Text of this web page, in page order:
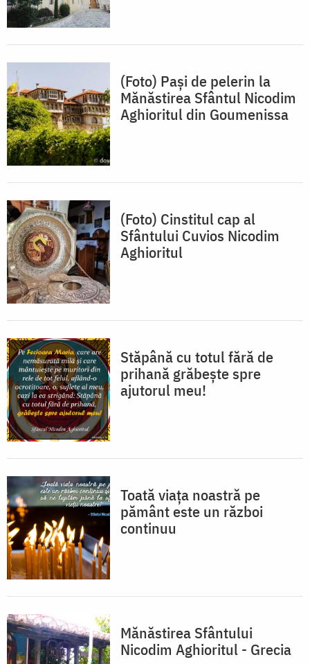
(Foto) Pași de pelerin la
Mănăstirea Sfântul Nicodim
Aghioritul din Goumenissa
(Foto) Cinstitul cap al
Sfântului Cuvios Nicodim
Aghioritul
Stăpână cu totul fără de
prihană grăbește spre
ajutorul meu!
Toată viaţa noastră pe
pământ este un război
continuu
Mănăstirea Sfântului
Nicodim Aghioritul - Grecia